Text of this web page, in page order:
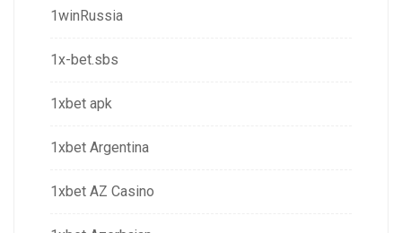
1winRussia
1x-bet.sbs
1xbet apk
1xbet Argentina
1xbet AZ Casino